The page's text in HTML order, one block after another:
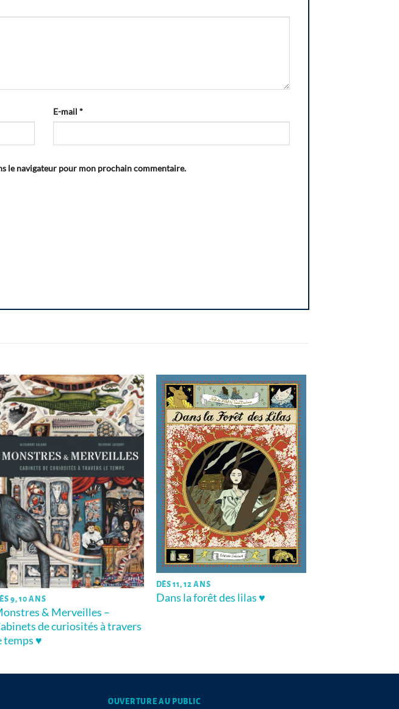
E-mail *
le navigateur pour mon prochain commentaire.
9, 10 ANS
& Merveilles –
de curiosités à travers
temps ♥
DÈS 11, 12 ANS
Dans la forêt des lilas ♥
OUVERTURE AU PUBLIC